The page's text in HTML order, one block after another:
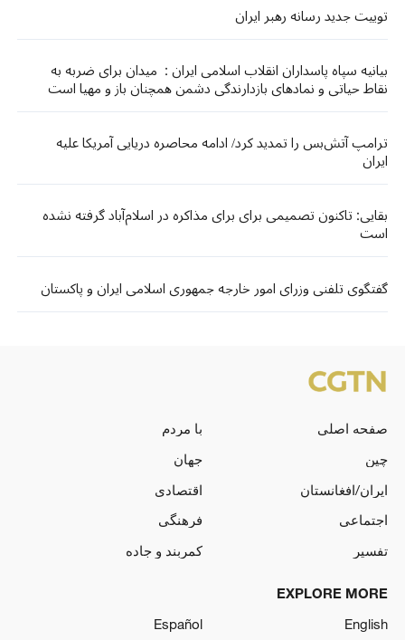
توییت جدید رسانه رهبر ایران
بیانیه سپاه پاسداران انقلاب اسلامی ایران : میدان برای ضربه به
نقاط حیاتی و نمادهای بازدارندگی دشمن همچنان باز و مهیا است
ترامپ آتش‌بس را تمدید کرد/ ادامه محاصره دریایی آمریکا علیه
ایران
بقایی: تاکنون تصمیمی برای برای مذاکره در اسلام‌آباد گرفته نشده
است
گفتگوی تلفنی وزرای امور خارجه جمهوری اسلامی ایران و پاکستان
صفحه اصلی
با مردم
چین
جهان
ایران/افغانستان
اقتصادی
اجتماعی
فرهنگی
تفسیر
کمربند و جاده
EXPLORE MORE
English
Español